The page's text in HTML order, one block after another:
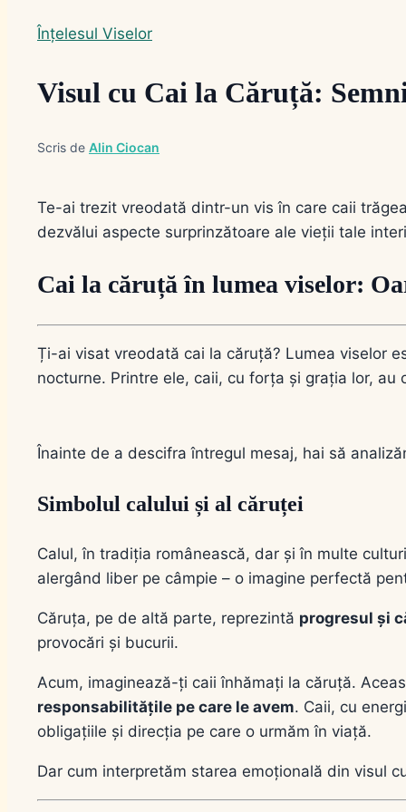
Înțelesul Viselor
Visul cu Cai la Căruță:
Scris de Alin Ciocan
Te-ai trezit vreodată dintr-un vis în care caii
dezvălui aspecte surprinzătoare ale vieții tale
Cai la căruță în lumea viselor:
Ți-ai visat vreodată cai la căruță? Lumea viselor
nocturne. Printre ele, caii, cu forța și grația lor,
Înainte de a descifra întregul mesaj, hai să
Simbolul calului și al căruței
Calul, în tradiția românească, dar și în multe
alergând liber pe câmpie – o imagine perfectă
Căruța, pe de altă parte, reprezintă progresul și
provocări și bucurii.
Acum, imaginează-ți caii înhămați la căruță.
responsabilitățile pe care le avem. Caii, cu
obligațiile și direcția pe care o urmăm în viață.
Dar cum interpretăm starea emoțională din visul